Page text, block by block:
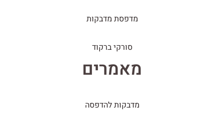
מדפסת מדבקות
סורקי ברקוד
מאמרים
מדבקות להדפסה